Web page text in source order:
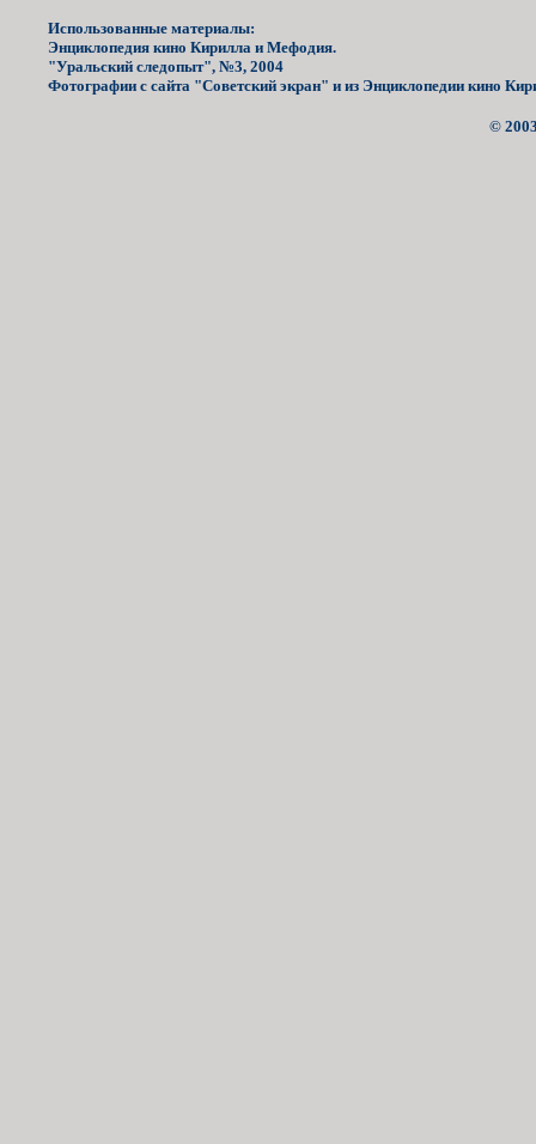
Использованные материалы:
Энциклопедия кино Кирилла и Мефодия.
"Уральский следопыт", №3, 2004
Фотографии с сайта "Советский экран" и из Энциклопедии кино
©